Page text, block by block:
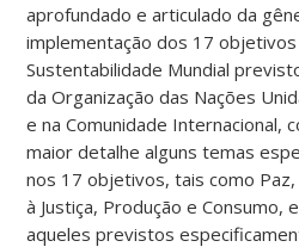
aprofundado e articulado da
implementação dos 17
Sustentabilidade Mundial
da Organização das Nações
e na Comunidade Internacional,
maior detalhe alguns temas
nos 17 objetivos, tais como
à Justiça, Produção e Consumo,
aqueles previstos